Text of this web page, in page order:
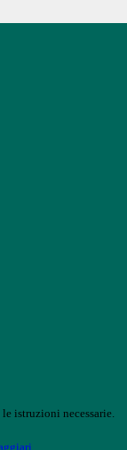
istruzioni necessarie.